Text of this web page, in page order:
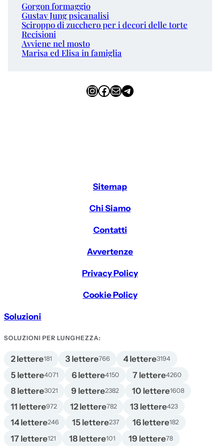
Gorgon formaggio
Gustav Jung psicanalisi
Sciroppo di zucchero per i decori delle torte
Recisioni
Avviene nel mosto
Marisa ed Elisa in famiglia
InstagramFacebook Email Telegram
Sitemap
Chi Siamo
Contatti
Avvertenze
Privacy Policy
Cookie Policy
Soluzioni
SOLUZIONI PER LUNGHEZZA:
2 lettere181 3 lettere766 4 lettere3194
5 lettere4071 6 lettere4150 7 lettere4260
8 lettere3021 9 lettere2382 10 lettere1608
11 lettere972 12 lettere782 13 lettere423
14 lettere246 15 lettere237 16 lettere182
17 lettere121 18 lettere101 19 lettere78